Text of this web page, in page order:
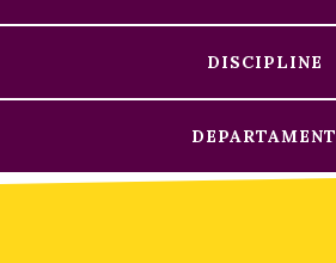
DISCIPLINE
DEPARTAMENT